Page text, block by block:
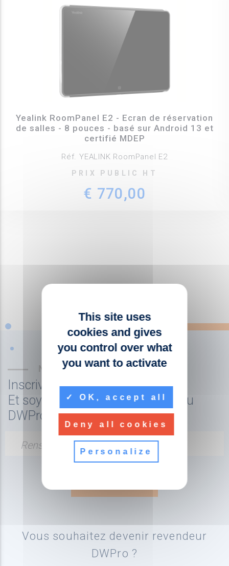
Yealink RoomPanel E2 - Ecran de réservation
de salles - 8 pouces - basé sur Android 13 et
certifié MDEP
Réf. YEALINK RoomPanel E2
PRIX PUBLIC HT
€ 770,00
NEWSLETTER
Inscrivez-vous à la newsletter
Et soyez tenu au courant de l'actu
DWPro
Renseignez votre adresse email
Vous souhaitez devenir revendeur
DWPro ?
This site uses
cookies and gives
you control over what
you want to activate
OK, accept all
Deny all cookies
Personalize